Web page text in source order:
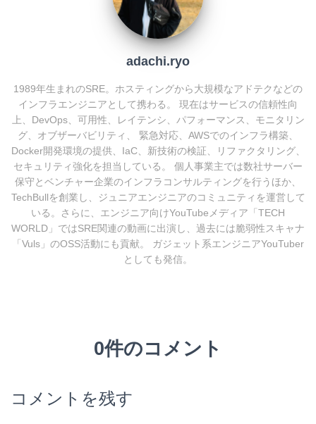
adachi.ryo
1989年生まれのSRE。ホスティングから大規模なアドテクなどの
インフラエンジニアとして携わる。 現在はサービスの信頼性向
上、DevOps、可用性、レイテンシ、パフォーマンス、モニタリン
グ、オブザーバビリティ、 緊急対応、AWSでのインフラ構築、
Docker開発環境の提供、IaC、新技術の検証、リファクタリング、
セキュリティ強化を担当している。 個人事業主では数社サーバー
保守とベンチャー企業のインフラコンサルティングを行うほか、
TechBullを創業し、ジュニアエンジニアのコミュニティを運営して
いる。さらに、エンジニア向けYouTubeメディア「TECH
WORLD」ではSRE関連の動画に出演し、過去には脆弱性スキャナ
「Vuls」のOSS活動にも貢献。 ガジェット系エンジニアYouTuber
としても発信。
0件のコメント
コメントを残す